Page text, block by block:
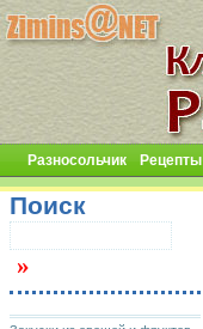
Разносольчик Рецепты
Поиск